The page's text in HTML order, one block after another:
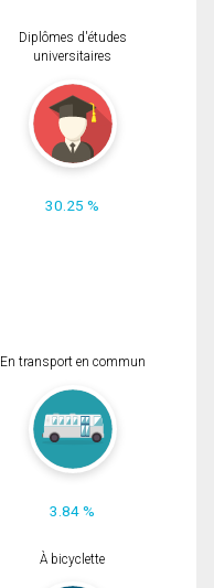
Diplômes d'études
universitaires
30.25 %
En transport en commun
3.84 %
À bicyclette